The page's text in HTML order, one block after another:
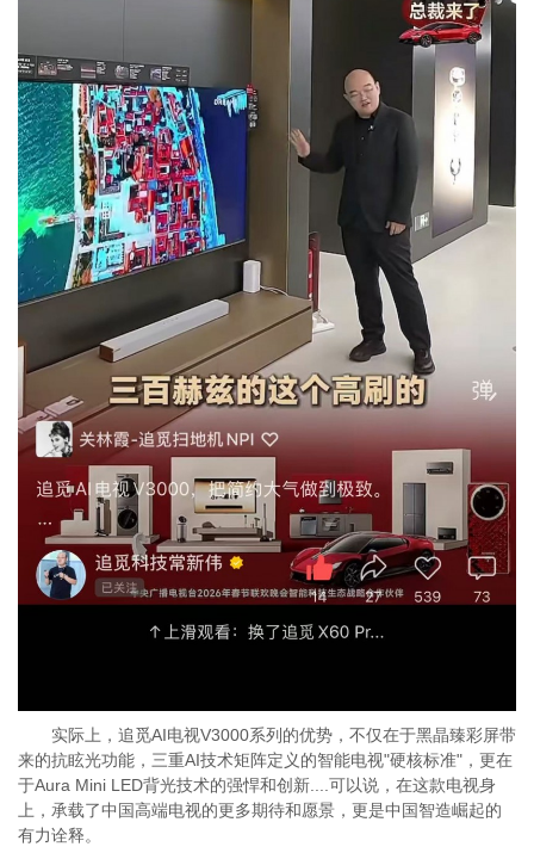
实际上，追觅AI电视V3000系列的优势，不仅在于黑晶臻彩屏带
来的抗眩光功能，三重AI技术矩阵定义的智能电视"硬核标准"，更在
于Aura Mini LED背光技术的强悍和创新....可以说，在这款电视身
上，承载了中国高端电视的更多期待和愿景，更是中国智造崛起的
有力诠释。